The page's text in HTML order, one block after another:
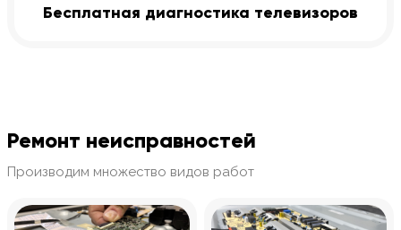
Бесплатная диагностика телевизоров
Ремонт неисправностей
Производим множество видов работ